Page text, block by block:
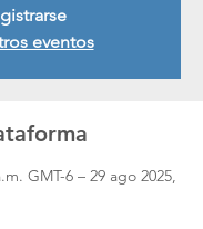
eventos
GMT-6 – 29 ago 2025,